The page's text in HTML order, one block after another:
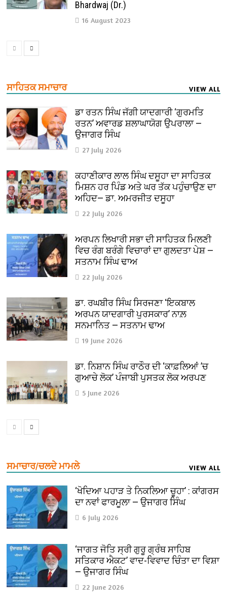
Bhardwaj (Dr.)
16 August 2023
ਸਾਹਿਤਕ ਸਮਾਚਾਰ VIEW ALL
ਡਾ ਰਤਨ ਸਿੰਘ ਜੱਗੀ ਯਾਦਗਾਰੀ ‘ਗੁਰਮਤਿ
ਰਤਨ’ ਅਵਾਰਡ ਸ਼ਲਾਘਾਯੋਗ ਉਪਰਾਲਾ —
ਉਜਾਗਰ ਸਿੰਘ
27 July 2026
ਕਹਾਣੀਕਾਰ ਲਾਲ ਸਿੰਘ ਦਸੂਹਾ ਦਾ ਸਾਹਿਤਕ
ਮਿਸ਼ਨ ਹਰ ਪਿੰਡ ਅਤੇ ਘਰ ਤੱਕ ਪਹੁੰਚਾਉਣ ਦਾ
ਅਹਿਦ— ਡਾ. ਅਮਰਜੀਤ ਦਸੂਹਾ
22 July 2026
ਅਰਪਨ ਲਿਖਾਰੀ ਸਭਾ ਦੀ ਸਾਹਿਤਕ ਮਿਲਣੀ
ਵਿਚ ਰੰਗ ਬਰੰਗੇ ਵਿਚਾਰਾਂ ਦਾ ਗੁਲਦਤਾ ਪੇਸ਼ —
ਸਤਨਾਮ ਸਿੰਘ ਢਾਅ
22 July 2026
ਡਾ. ਰਘਬੀਰ ਸਿੰਘ ਸਿਰਜਣਾ ‘ਇਕਬਾਲ
ਅਰਪਨ ਯਾਦਗਾਰੀ ਪੁਰਸਕਾਰ’ ਨਾਲ਼
ਸਨਮਾਨਿਤ — ਸਤਨਾਮ ਢਾਅ
19 June 2026
ਡਾ. ਨਿਸ਼ਾਨ ਸਿੰਘ ਰਾਠੌਰ ਦੀ ‘ਕਾਫ਼ਲਿਆਂ ’ਚ
ਗੁਆਚੇ ਲੋਕ’ ਪੰਜਾਬੀ ਪੁਸਤਕ ਲੋਕ ਅਰਪਣ
5 June 2026
ਸਮਾਚਾਰ/ਚਲਦੇ ਮਾਮਲੇ VIEW ALL
‘ਖੋਦਿਆ ਪਹਾੜ ਤੇ ਨਿਕਲਿਆ ਚੂਹਾ’ : ਕਾਂਗਰਸ
ਦਾ ਨਵਾਂ ਫਾਰਮੂਲਾ — ਉਜਾਗਰ ਸਿੰਘ
6 July 2026
‘ਜਾਗਤ ਜੋਤਿ ਸ੍ਰੀ ਗੁਰੂ ਗ੍ਰੰਥ ਸਾਹਿਬ
ਸਤਿਕਾਰ ਐਕਟ’ ਵਾਦ-ਵਿਵਾਦ ਚਿੰਤਾ ਦਾ ਵਿਸ਼ਾ
— ਉਜਾਗਰ ਸਿੰਘ
22 June 2026